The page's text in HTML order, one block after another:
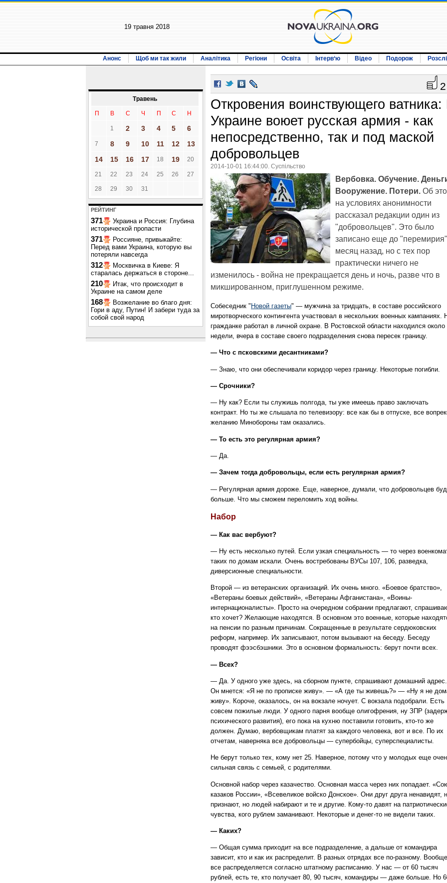
19 травня 2018
Анонс Щоб ми так жили Аналітика Регіони Освіта Інтерв‘ю Відео Подорож
Травень
П В С Ч П С Н
1 2 3 4 5 6
7 8 9 10 11 12
13
14
15 16 17 18 19 20
21 22 23 24 25 26 27
28 29 30 31
РЕЙТИНГ
371
Украина и Россия: Глубина
исторической пропасти
371
Россияне, привыкайте:
Перед вами Украина, которую вы
потеряли навсегда
312
Москвичка в Киеве: Я
старалась держаться в стороне...
210
Итак, что происходит в
Украине на самом деле
168
Возжелание во благо дня:
Гори в аду, Путин! И забери туда за
собой свой народ
2
Откровения воинствующего ватника:
Украине воюет русская армия - как
непосредственно, так и под маской
добровольцев
2014-10-01 16:44:00. Суспільство
Вербовка. Обучение.
Вооружение. Потери. Об
на условиях анонимности
рассказал редакции один из
"добровольцев". Это было
записано еще до
месяц назад, но с тех пор
практически ничего не
изменилось - война не прекращается день и ночь, разве что в
микшированном, приглушенном режиме.
Собеседник " Новой газеты" — мужчина за тридцать, в составе российского
миротворческого контингента участвовал в нескольких военных кампаниях.
гражданке работал в личной охране. В Ростовской области находился около
недели, вчера в составе своего подразделения снова пересек границу.
— Что с псковскими десантниками?
— Знаю, что они обеспечивали коридор через границу. Некоторые погибли.
— Срочники?
— Ну как? Если ты служишь полгода, ты уже имеешь право заключать
контракт. Но ты же слышала по телевизору: все как бы в отпуске, все
желанию Минобороны там оказались.
— То есть это регулярная армия?
— Да.
— Зачем тогда добровольцы, если есть регулярная армия?
— Регулярная армия дороже. Еще, наверное, думали, что добровольцев
больше. Что мы сможем переломить ход войны.
Набор
— Как вас вербуют?
— Ну есть несколько путей. Если узкая специальность — то через
таких по домам искали. Очень востребованы ВУСы 107, 106, разведка,
диверсионные специальности.
Второй — из ветеранских организаций. Их очень много. «Боевое братство»,
«Ветераны боевых действий», «Ветераны Афганистана», «Воины-
интернационалисты». Просто на очередном собрании предлагают,
кто хочет? Желающие находятся. В основном это военные, которые
на пенсии по разным причинам. Сокращенные в результате сердюковских
реформ, например. Их записывают, потом вызывают на беседу. Беседу
проводят фээсбэшники. Это в основном формальность: берут почти всех.
— Всех?
— Да. У одного уже здесь, на сборном пункте, спрашивают домашний адрес.
Он мнется: «Я не по прописке живу». — «А где ты живешь?» — «Ну я не
живу». Короче, оказалось, он на вокзале ночует. С вокзала подобрали. Есть
совсем пожилые люди. У одного парня вообще олигофрения, ну ЗПР
психического развития), его пока на кухню поставили готовить, кто-то же
должен. Думаю, вербовщикам платят за каждого человека, вот и все. По их
отчетам, наверняка все добровольцы — супербойцы, суперспециалисты.
Не берут только тех, кому нет 25. Наверное, потому что у молодых еще
сильная связь с семьей, с родителями.
Основной набор через казачество. Основная масса через них попадает.
казаков России», «Всевеликое войско Донское». Они друг друга ненавидят,
признают, но людей набирают и те и другие. Кому-то давят на
чувства, кого рублем заманивают. Некоторые и денег-то не видели таких.
— Каких?
— Общая сумма приходит на все подразделение, а дальше от командира
зависит, кто и как их распределит. В разных отрядах все по-разному. Вообще
все распределяется согласно штатному расписанию. У нас — от 60 тысяч
рублей, есть те, кто получает 80, 90 тысяч, командиры — даже больше. Но